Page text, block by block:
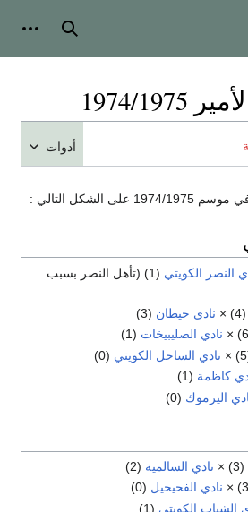
بحث
1975
أدوات
موسم 1974/1975 على الشكل التالي :
النصر الكويتي
(1) (تأهل النصر بسبب
(4) × نادي خيطان (3)
نادي الصليبيخات (1)
نادي الساحل الكويتي (0)
كاظمة (1)
اليرموك (0)
(3) × نادي السالمية (2)
نادي الفحيحيل (0)
الشباب الكويتي (1)